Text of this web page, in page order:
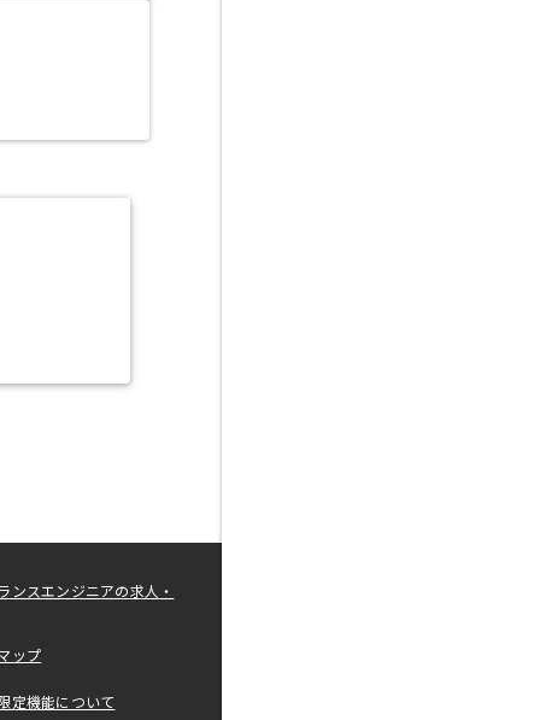
ンスエンジニアの求人・
ップ
定機能について